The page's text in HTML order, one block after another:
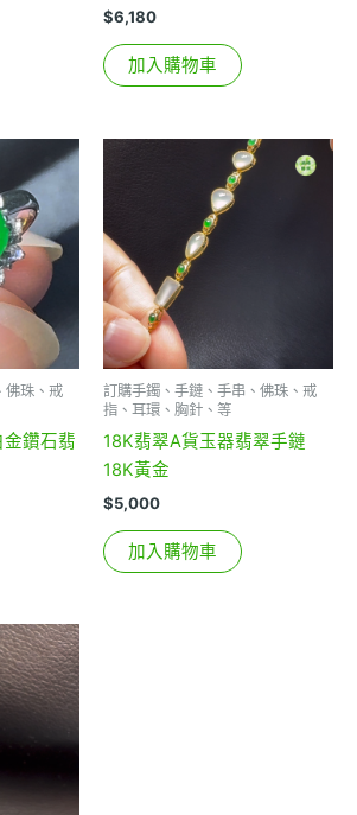
$6,180
加入購物車
佛珠、戒
鑽石翡
訂購手鐲、手鏈、手串、佛珠、戒
指、耳環、胸針、等
18K翡翠A貨玉器翡翠手鏈
18K黃金
$5,000
加入購物車